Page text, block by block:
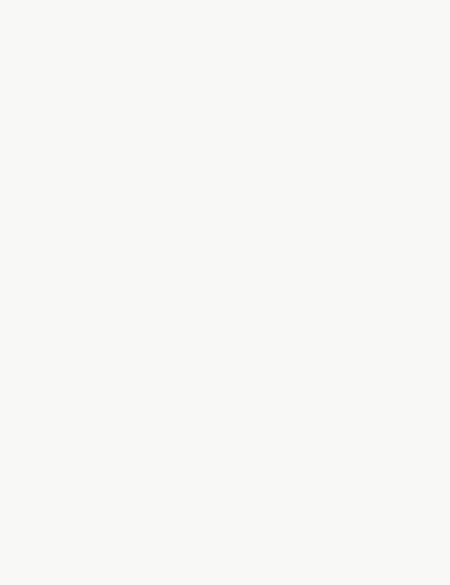
A post shared by
Ведущая ТСН Соломия
Напомним, ранее мы
добралась до линии